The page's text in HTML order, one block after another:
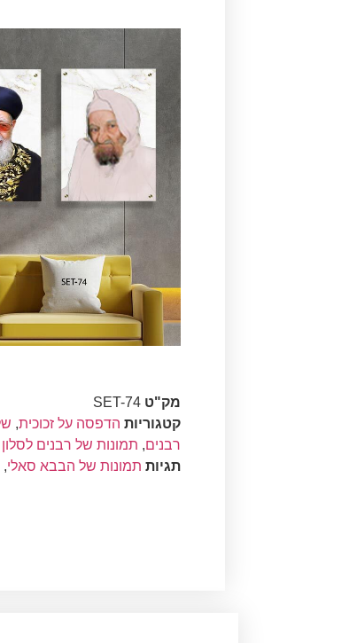
מק"טSET-74
קטגוריות הדפסה על זכוכית,
רבנים, תמונות של רבנים לסלון
תגיות תמונות של הבבא סאלי,